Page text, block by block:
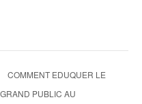
COMMENT EDUQUER LE
GRAND PUBLIC AU